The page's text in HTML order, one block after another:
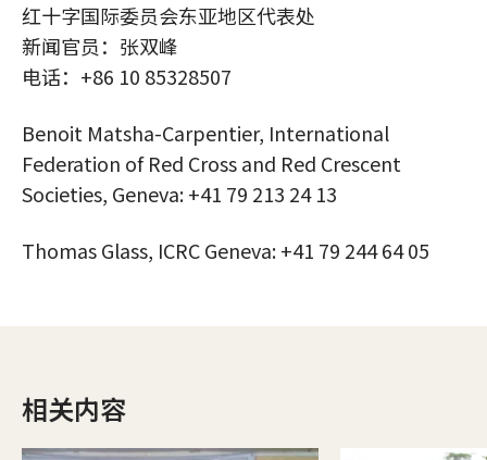
红十字国际委员会东亚地区代表处
新闻官员：张双峰
电话：+86 10 85328507
Benoit Matsha-Carpentier, International
Federation of Red Cross and Red Crescent
Societies, Geneva: +41 79 213 24 13
Thomas Glass, ICRC Geneva: +41 79 244 64 05
相关内容